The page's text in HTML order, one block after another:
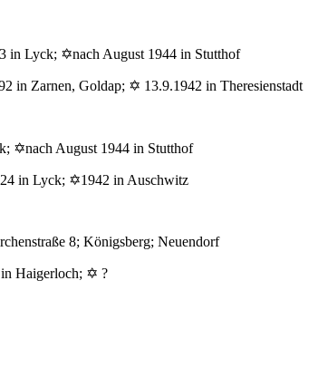
in Lyck; ✡nach August 1944 in Stutthof
in Zarnen, Goldap; ✡ 13.9.1942 in Theresienstadt
✡nach August 1944 in Stutthof
in Lyck; ✡1942 in Auschwitz
8; Königsberg; Neuendorf
Haigerloch; ✡ ?